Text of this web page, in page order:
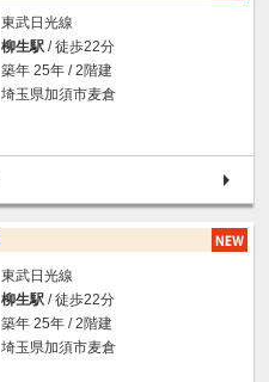
東武日光線
柳生駅 / 徒歩22分
築年 25年 / 2階建
埼玉県加須市麦倉
東武日光線
柳生駅 / 徒歩22分
築年 25年 / 2階建
埼玉県加須市麦倉